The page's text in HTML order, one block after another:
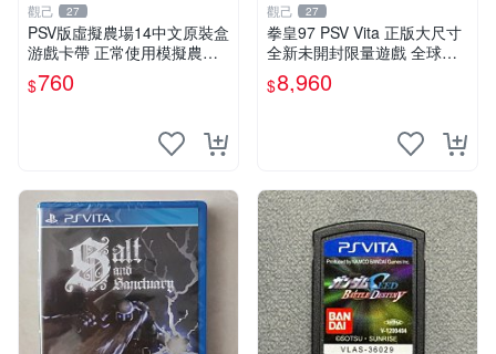
觀己 27
PSV版虛擬農場14中文原裝盒
游戲卡帶 正常使用模擬農場
訂購請私訊 虛擬農場14 PSV
中文 模擬農場
$760
觀己 27
拳皇97 PSV Vita 正版大尺寸
全新未開封限量遊戲 全球嚴
選 拳皇97 個限定版 新未拆封
家用遊戲機遊戲厳選推薦 拳
$8,960